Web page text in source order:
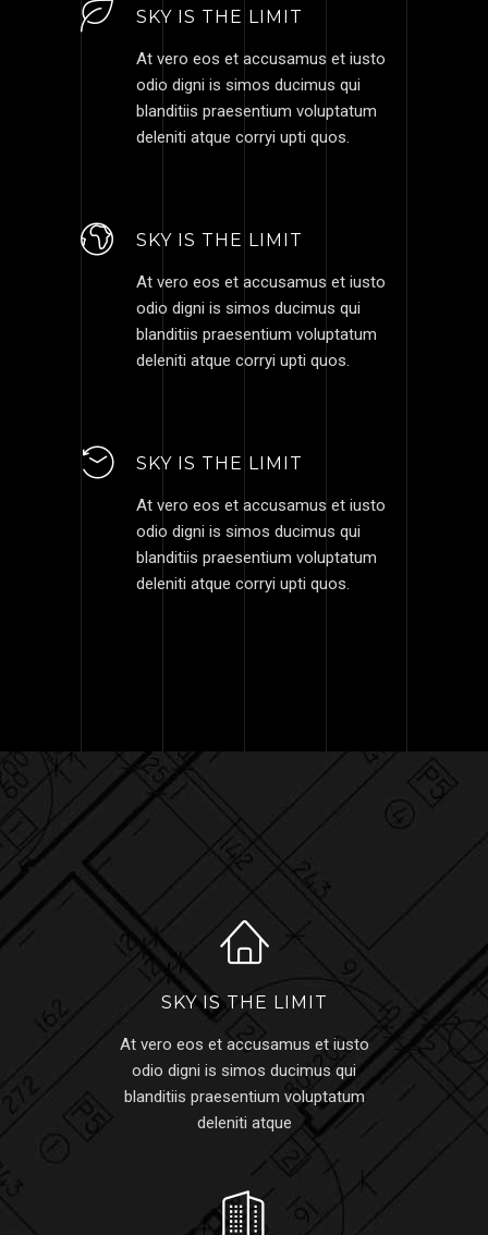
SKY IS THE LIMIT
At vero eos et accusamus et iusto
odio digni is simos ducimus qui
blanditiis praesentium voluptatum
deleniti atque corryi upti quos.
SKY IS THE LIMIT
At vero eos et accusamus et iusto
odio digni is simos ducimus qui
blanditiis praesentium voluptatum
deleniti atque corryi upti quos.
SKY IS THE LIMIT
At vero eos et accusamus et iusto
odio digni is simos ducimus qui
blanditiis praesentium voluptatum
deleniti atque corryi upti quos.
SKY IS THE LIMIT
At vero eos et accusamus et iusto
odio digni is simos ducimus qui
blanditiis praesentium voluptatum
deleniti atque